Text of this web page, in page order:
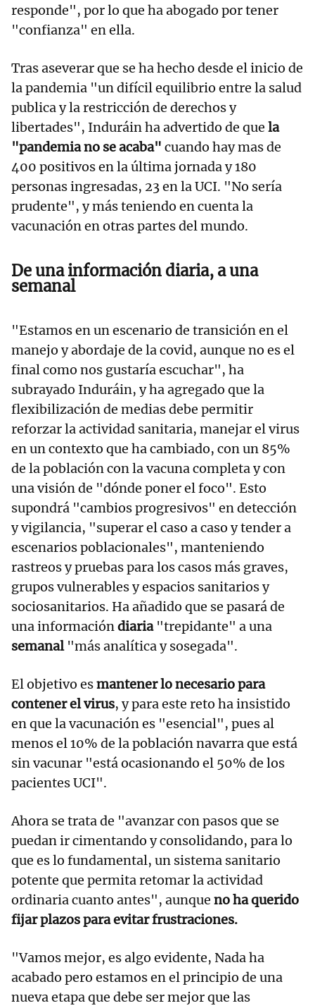
responde", por lo que ha abogado por tener
"confianza" en ella.
Tras aseverar que se ha hecho desde el inicio de
la pandemia "un difícil equilibrio entre la salud
publica y la restricción de derechos y
libertades", Induráin ha advertido de que la
"pandemia no se acaba" cuando hay mas de
400 positivos en la última jornada y 180
personas ingresadas, 23 en la UCI. "No sería
prudente", y más teniendo en cuenta la
vacunación en otras partes del mundo.
De una información diaria, a una
semanal
"Estamos en un escenario de transición en el
manejo y abordaje de la covid, aunque no es el
final como nos gustaría escuchar", ha
subrayado Induráin, y ha agregado que la
flexibilización de medias debe permitir
reforzar la actividad sanitaria, manejar el virus
en un contexto que ha cambiado, con un 85%
de la población con la vacuna completa y con
una visión de "dónde poner el foco". Esto
supondrá "cambios progresivos" en detección
y vigilancia, "superar el caso a caso y tender a
escenarios poblacionales", manteniendo
rastreos y pruebas para los casos más graves,
grupos vulnerables y espacios sanitarios y
sociosanitarios. Ha añadido que se pasará de
una informacióndiaria "trepidante" a una
semanal "más analítica y sosegada".
El objetivo esmantener lo necesario para
contener el virus, y para este reto ha insistido
en que la vacunación es "esencial", pues al
menos el 10% de la población navarra que está
sin vacunar "está ocasionando el 50% de los
pacientes UCI".
Ahora se trata de "avanzar con pasos que se
puedan ir cimentando y consolidando, para lo
que es lo fundamental, un sistema sanitario
potente que permita retomar la actividad
ordinaria cuanto antes", aunque no ha querido
fijar plazos para evitar frustraciones.
"Vamos mejor, es algo evidente, Nada ha
acabado pero estamos en el principio de una
nueva etapa que debe ser mejor que las